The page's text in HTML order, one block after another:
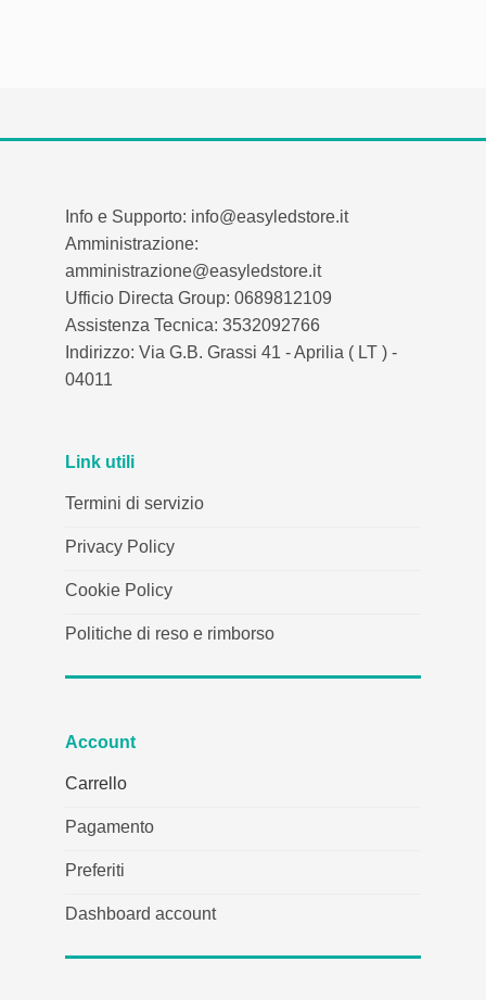
Info e Supporto: info@easyledstore.it
Amministrazione:
amministrazione@easyledstore.it
Ufficio Directa Group: 0689812109
Assistenza Tecnica: 3532092766
Indirizzo: Via G.B. Grassi 41 - Aprilia ( LT ) -
04011
Link utili
Termini di servizio
Privacy Policy
Cookie Policy
Politiche di reso e rimborso
Account
Carrello
Pagamento
Preferiti
Dashboard account